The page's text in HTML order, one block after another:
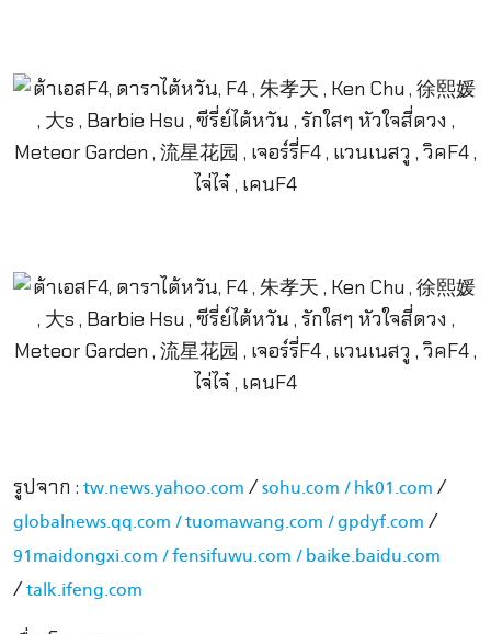
รูปจาก : tw.news.yahoo.com /sohu.com /hk01.com /
globalnews.qq.com /tuomawang.com /gpdyf.com /
91maidongxi.com /fensifuwu.com /baike.baidu.com
/talk.ifeng.com